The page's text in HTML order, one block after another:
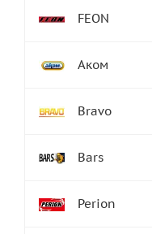
FEON
Аком
Bravo
Bars
Perion